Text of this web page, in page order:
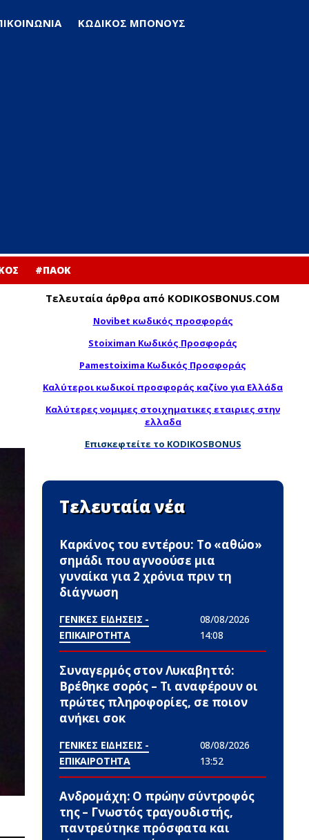
ΚΩΔΙΚΟΣ ΜΠΟΝΟΥΣ
#ΠΑΟΚ
Τελευταία άρθρα από KODIKOSBONUS.COM
Novibet κωδικός προσφοράς
Stoiximan Κωδικός Προσφοράς
Pamestoixima Κωδικός Προσφοράς
Καλύτεροι κωδικοί προσφοράς καζίνο για Ελλάδα
Καλύτερες νομιμες στοιχηματικες εταιριες στην
ελλαδα
Επισκεφτείτε το KODIKOSBONUS
Τελευταία νέα
Καρκίνος του εντέρου: Το «αθώο»
σημάδι που αγνοούσε μια
γυναίκα για 2 χρόνια πριν τη
διάγνωση
ΓΕΝΙΚΕΣ ΕΙΔΗΣΕΙΣ -
ΕΠΙΚΑΙΡΟΤΗΤΑ
08/08/2026
14:08
Συναγερμός στον Λυκαβηττό:
Βρέθηκε σορός – Τι αναφέρουν οι
πρώτες πληροφορίες, σε ποιον
ανήκει σoκ
ΓΕΝΙΚΕΣ ΕΙΔΗΣΕΙΣ -
ΕΠΙΚΑΙΡΟΤΗΤΑ
08/08/2026
13:52
Ανδρομάχη: Ο πρώην σύντροφός
της – Γνωστός τραγουδιστής,
παντρεύτηκε πρόσφατα και